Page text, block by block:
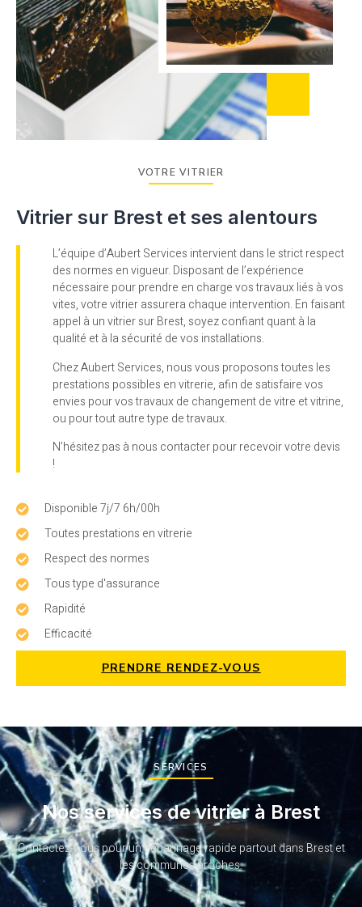
VOTRE VITRIER
Vitrier sur Brest et ses alentours
L’équipe d’Aubert Services intervient dans le strict respect
des normes en vigueur. Disposant de l’expérience
nécessaire pour prendre en charge vos travaux liés à vos
vites, votre vitrier assurera chaque intervention. En faisant
appel à un vitrier sur Brest, soyez confiant quant à la
qualité et à la sécurité de vos installations.
Chez Aubert Services, nous vous proposons toutes les
prestations possibles en vitrerie, afin de satisfaire vos
envies pour vos travaux de changement de vitre et vitrine,
ou pour tout autre type de travaux.
N’hésitez pas à nous contacter pour recevoir votre devis
!
Disponible 7j/7 6h/00h
Toutes prestations en vitrerie
Respect des normes
Tous type d'assurance
Rapidité
Efficacité
PRENDRE RENDEZ-VOUS
SERVICES
Nos services de vitrier à Brest
Contactez-nous pour un dépannage rapide partout dans Brest et
les communes proches.